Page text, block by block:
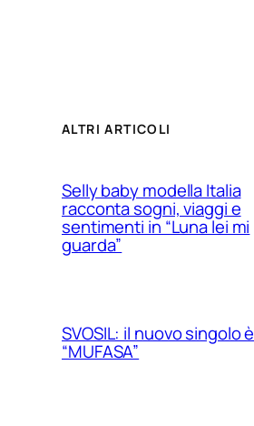
ALTRI ARTICOLI
Selly baby modella Italia
racconta sogni, viaggi e
sentimenti in “Luna lei mi
guarda”
SVOSIL: il nuovo singolo è
“MUFASA”